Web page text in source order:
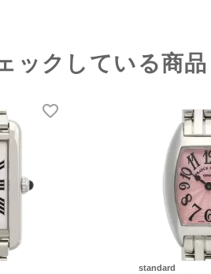
ックしている商品
standard